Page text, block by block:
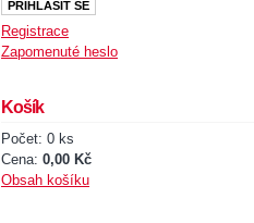
Registrace
Zapomenuté heslo
Košík
Počet: 0 ks
Cena: 0,00 Kč
Obsah košíku